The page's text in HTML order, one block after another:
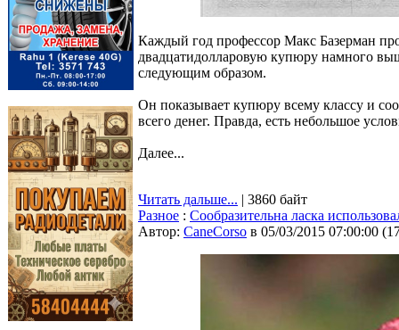
Каждый год профессор Макс Базерман
двадцатидолларовую купюру намного
следующим образом.
Он показывает купюру всему классу и
всего денег. Правда, есть небольшое
Далее...
Читать дальше... | 3860 байт
Разное : Сообразительна ласка
Автор: CaneCorso в 05/03/2015 07:00:00 (